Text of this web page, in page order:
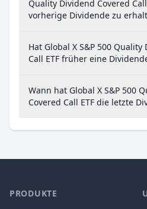
Quality Dividend Covered
vorherige Dividende zu
Hat Global X S&P 500
Call ETF früher eine
Wann hat Global X S&P 500
Covered Call ETF die letzte
PRODUKTE